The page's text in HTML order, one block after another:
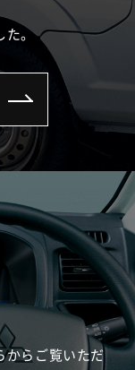
た。
からご覧いただ